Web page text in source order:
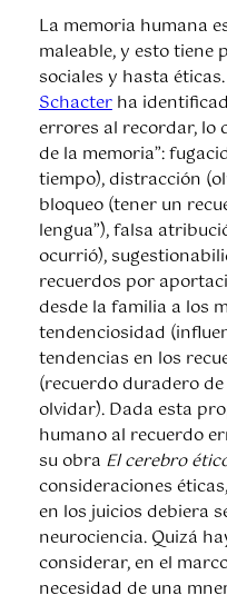
La memoria humana
maleable, y esto tiene
sociales y hasta
Schacterha
errores al recordar, lo
de la memoria”:
tiempo), distracción
bloqueo (tener un
lengua”), falsa
ocurrió),
recuerdos por
desde la familia a los
tendenciosidad
tendencias en los
(recuerdo duradero
olvidar). Dada esta
humano al recuerdo
su obra El cerebro
consideraciones
en los juicios debiera
neurociencia. Quizá
considerar, en el
necesidad de una